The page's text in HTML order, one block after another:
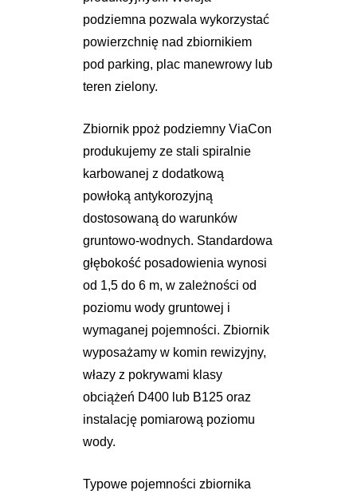
podziemna pozwala wykorzystać
powierzchnię nad zbiornikiem
pod parking, plac manewrowy lub
teren zielony.
Zbiornik ppoż podziemny ViaCon
produkujemy ze stali spiralnie
karbowanej z dodatkową
powłoką antykorozyjną
dostosowaną do warunków
gruntowo-wodnych. Standardowa
głębokość posadowienia wynosi
od 1,5 do 6 m, w zależności od
poziomu wody gruntowej i
wymaganej pojemności. Zbiornik
wyposażamy w komin rewizyjny,
włazy z pokrywami klasy
obciążeń D400 lub B125 oraz
instalację pomiarową poziomu
wody.
Typowe pojemności zbiornika